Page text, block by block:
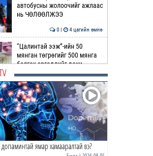
автобусны жолоочийг ажлаас
нь ЧӨЛӨӨЛЖЭЭ
0 | 4 цагийн өмнө
“Цалинтай ээж”-ийн 50
мянган төгрөгийг 500 мянга
болгох өргөдлийг дахи…
Долоодугаар сард 709,503
зөрчил бүртгэгджээ
0 | 5 цагийн өмнө
Худалдаа, үйлчилгээ
ямар хамааралтай вэ?